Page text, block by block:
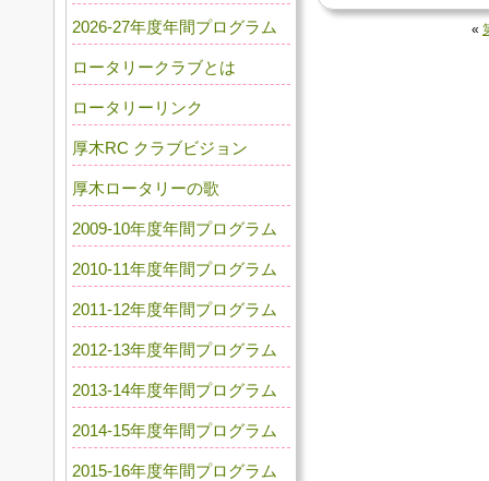
«
2026-27年度年間プログラム
ロータリークラブとは
ロータリーリンク
厚木RC クラブビジョン
厚木ロータリーの歌
2009-10年度年間プログラム
2010-11年度年間プログラム
2011-12年度年間プログラム
2012-13年度年間プログラム
2013-14年度年間プログラム
2014-15年度年間プログラム
2015-16年度年間プログラム